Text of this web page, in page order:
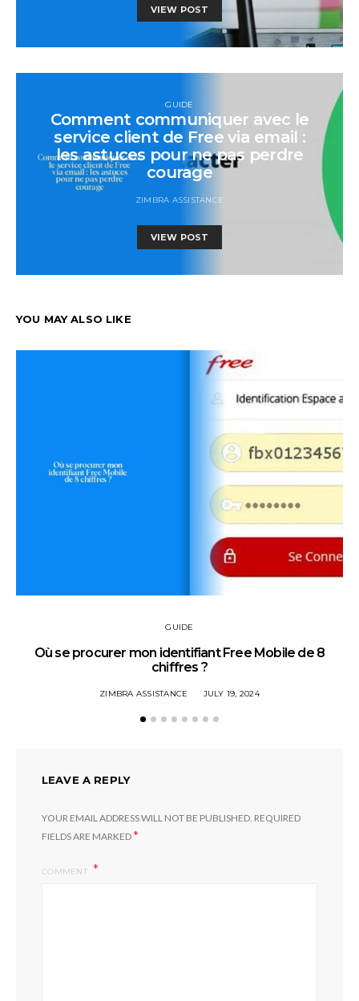
VIEW POST
GUIDE
Comment communiquer avec le
service client de Free via email :
les astuces pour ne pas perdre
courage
ZIMBRA ASSISTANCE
VIEW POST
YOU MAY ALSO LIKE
GUIDE
Où se procurer mon identifiant Free Mobile de 8
chiffres ?
ZIMBRA ASSISTANCE JULY 19, 2024
LEAVE A REPLY
YOUR EMAIL ADDRESS WILL NOT BE PUBLISHED. REQUIRED
FIELDS ARE MARKED*
COMMENT